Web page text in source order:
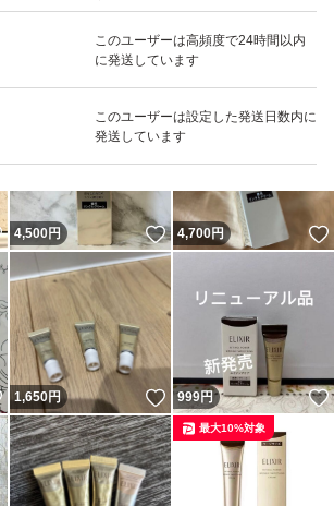
このユーザーは高頻度で24時間以内
に発送しています
このユーザーは設定した発送日数内に
発送しています
いいね！
4,800
いいね！
4,500円 いいね！
4,700円
いいね！
1,650円 いいね！
999円
最大10%対象